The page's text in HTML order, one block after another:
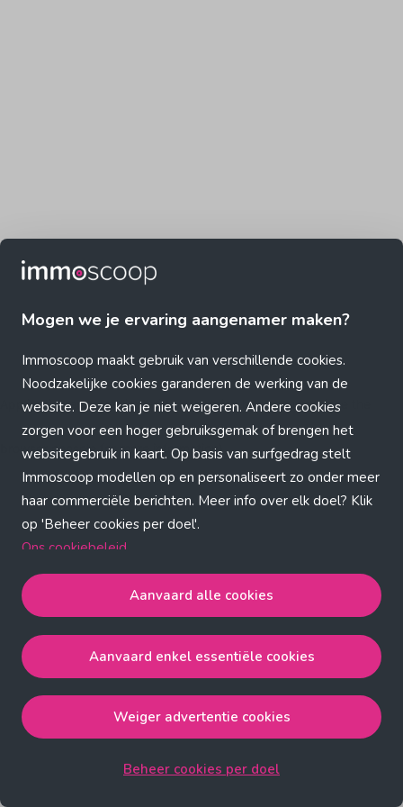
Mogen we je ervaring aangenamer maken?
Immoscoop maakt gebruik van verschillende cookies.
Noodzakelijke cookies garanderen de werking van de
website. Deze kan je niet weigeren. Andere cookies
zorgen voor een hoger gebruiksgemak of brengen het
websitegebruik in kaart. Op basis van surfgedrag stelt
Immoscoop modellen op en personaliseert zo onder meer
haar commerciële berichten. Meer info over elk doel? Klik
op 'Beheer cookies per doel'.
Ons cookiebeleid
Aanvaard alle cookiesgaat akkoord met de strict
noodzakelijke, analytische, functionele en advertentie
cookies.
de strict noodzakelijke cookies.
Weiger advertentie cookiesgaat akkoord met de strict
Aanvaard alle cookies
Aanvaard enkel essentiële cookies
Weiger advertentie cookies
Beheer cookies per doel
Application error: a client-side exception has occurred (see the
browser console for more information)